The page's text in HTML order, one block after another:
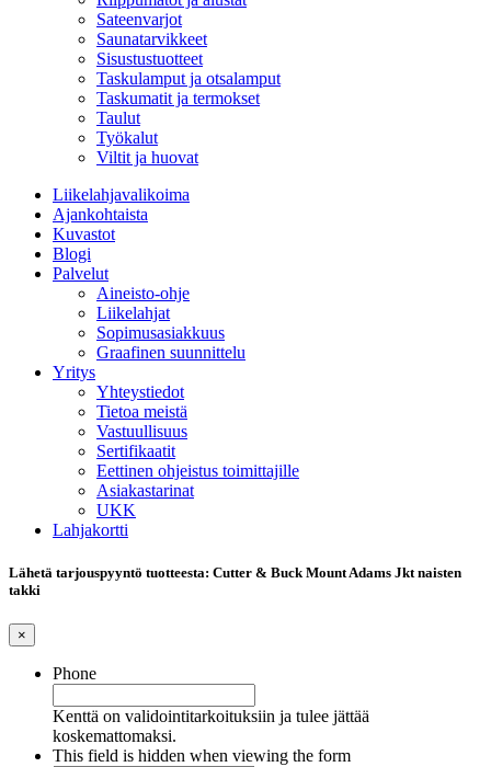
Sateenvarjot
Saunatarvikkeet
Sisustustuotteet
Taskulamput ja otsalamput
Taskumatit ja termokset
Taulut
Työkalut
Viltit ja huovat
Liikelahjavalikoima
Ajankohtaista
Kuvastot
Blogi
Palvelut
Aineisto-ohje
Liikelahjat
Sopimusasiakkuus
Graafinen suunnittelu
Yritys
Yhteystiedot
Tietoa meistä
Vastuullisuus
Sertifikaatit
Eettinen ohjeistus toimittajille
Asiakastarinat
UKK
Lahjakortti
Lähetä tarjouspyyntö tuotteesta: Cutter & Buck Mount Adams Jkt naisten
takki
×
Phone
Kenttä on validointitarkoituksiin ja tulee jättää
koskemattomaksi.
This field is hidden when viewing the form